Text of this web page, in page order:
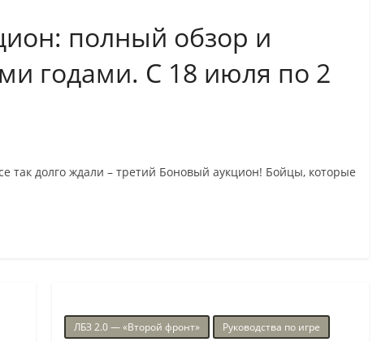
полный обзор и
годами. С 18 июля по 2
так долго ждали – третий Боновый аукцион! Бойцы, которые
ЛБЗ 2.0 — «Второй фронт» Руководства по игре